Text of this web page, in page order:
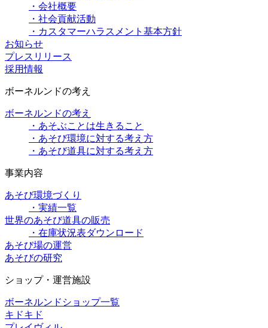
・会社概要
・社会貢献活動
・カスタマーハラスメント基本方針
お知らせ
プレスリリース
採用情報
ボーネルンドの考え
ボーネルンドの考え
・あそぶことは生きること
・あそび環境に対する考え方
・あそび道具に対する考え方
事業内容
あそび環境づくり
・実績一覧
世界のあそび道具の販売
・在庫状況表ダウンロード
あそび場の運営
あそびの研究
ショップ・運営施設
ボーネルンドショップ一覧
キドキド